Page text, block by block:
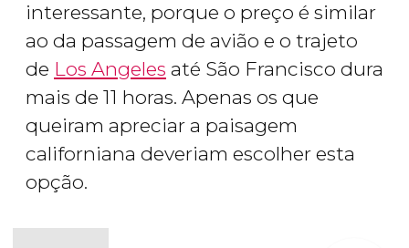
interessante, porque o preço é similar
ao da passagem de avião e o trajeto
de Los Angeles até São Francisco dura
mais de 11 horas. Apenas os que
queiram apreciar a paisagem
californiana deveriam escolher esta
opção.